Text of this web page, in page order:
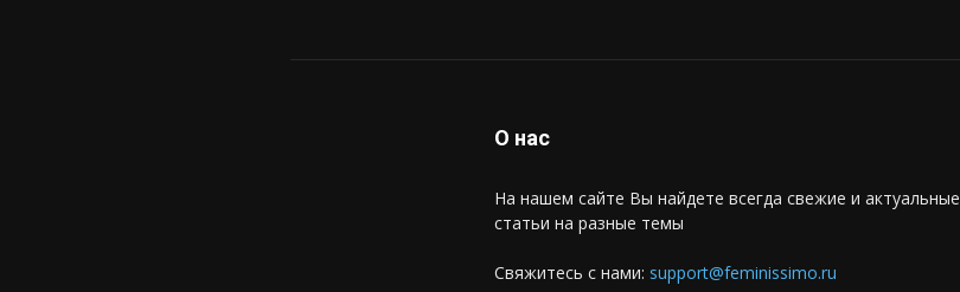
О нас
На нашем сайте Вы найдете всегда свежие и актуальные
статьи на разные темы
Свяжитесь с нами: support@feminissimo.ru